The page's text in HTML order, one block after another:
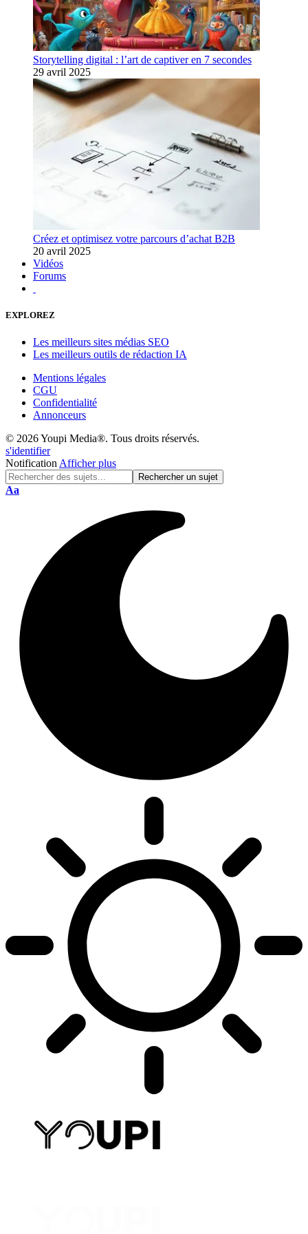
Storytelling digital : l’art de captiver en 7 secondes
29 avril 2025
Créez et optimisez votre parcours d’achat B2B
20 avril 2025
Vidéos
Forums
EXPLOREZ
Les meilleurs sites médias SEO
Les meilleurs outils de rédaction IA
Mentions légales
CGU
Confidentialité
Annonceurs
© 2026 Youpi Media®. Tous droits réservés.
s'identifier
Notification Afficher plus
Réinitialisation
Aa